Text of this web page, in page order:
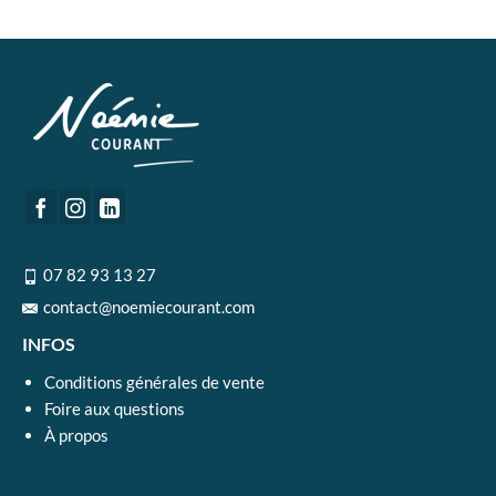
07 82 93 13 27
contact@noemiecourant.com
INFOS
Conditions générales de vente
Foire aux questions
À propos